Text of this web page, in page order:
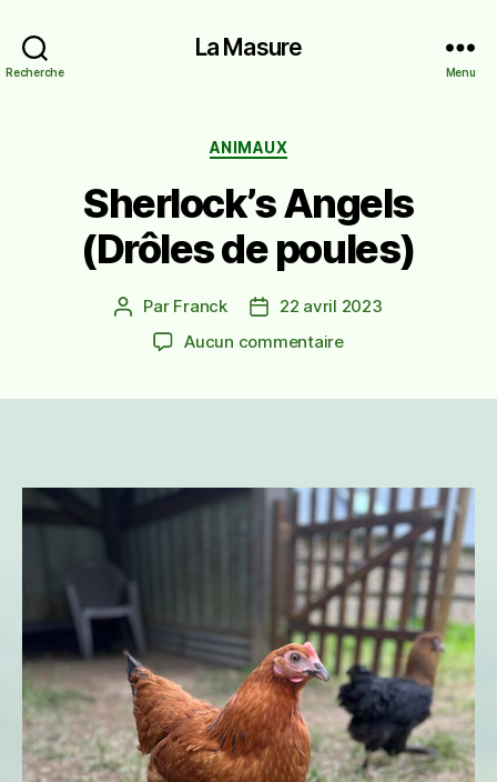
Recherche
La Masure
Menu
Catégories
ANIMAUX
Sherlock’s Angels
(Drôles de poules)
Auteur
l’article
Par Franck
Date22 avril 2023
Aucun commentairesur